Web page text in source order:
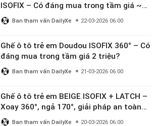
ISOFIX – Có đáng mua trong tầm giá ~3
triệu
Ban tham vấn DailyXe 22-03-2026 06:00
Ghế ô tô trẻ em Doudou ISOFIX 360° – Có
đáng mua trong tầm giá 2 triệu?
Ban tham vấn DailyXe 21-03-2026 06:00
Ghế ô tô trẻ em BEIGE ISOFIX + LATCH –
Xoay 360°, ngả 170°, giải pháp an toàn
linh hoạt cho bé 0–10 tuổi
Ban tham vấn DailyXe 20-03-2026 06:00